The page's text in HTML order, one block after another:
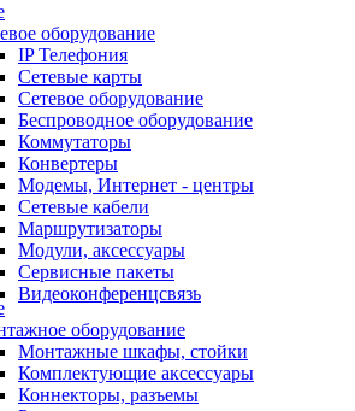
оборудование
IP Телефония
Сетевые карты
Сетевое оборудование
Беспроводное оборудование
Коммутаторы
Конвертеры
Модемы, Интернет - центры
Сетевые кабели
Маршрутизаторы
Модули, аксессуары
Сервисные пакеты
Видеоконференцсвязь
оборудование
Монтажные шкафы, стойки
Комплектующие аксессуары
Коннекторы, разъемы